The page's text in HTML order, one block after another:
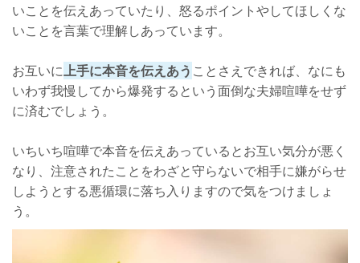
いことを伝えあっていたり、怒るポイントやしてほしくな
いことを言葉で理解しあっています。
お互いに上手に本音を伝えあう ことさえできれば、なにも
いわず我慢してから爆発するという面倒な夫婦喧嘩をせず
に済むでしょう。
いちいち喧嘩で本音を伝えあっているとお互い気分が悪く
なり、注意されたことをわざと守らないで相手に嫌がらせ
しようとする悪循環に落ち入りますので気をつけましょ
う。